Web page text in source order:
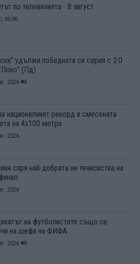
по телевизията - 8 август
06:06
удължи победната си серия с 2:0
(Пд)
2026
националният рекорд в смесената
на 4х100 метра
2026
спря най-добрата ни тенисистка на
2026
на футболистите също се
на шефа на ФИФА
2026